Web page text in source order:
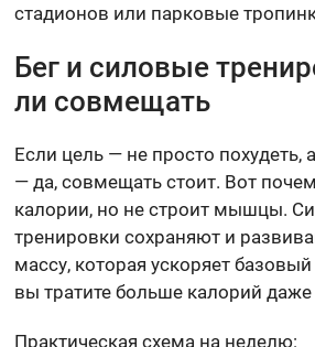
стадионов или парковые
Бег и силовые
ли совмещать
Если цель — не просто похудеть,
— да, совмещать стоит. Вот
калории, но не строит мышцы.
тренировки сохраняют и
массу, которая ускоряет
вы тратите больше калорий даже
Практическая схема на неделю: